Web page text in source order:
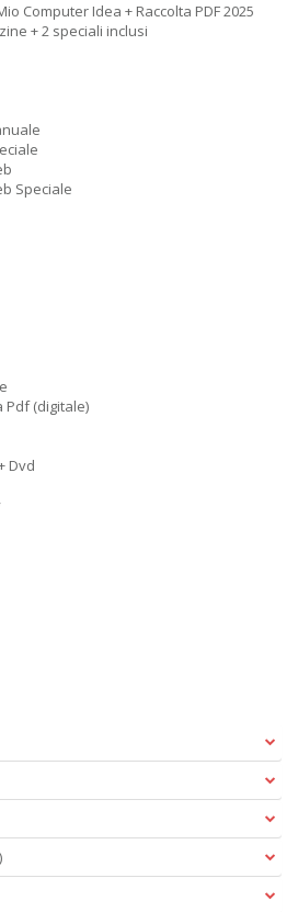
Computer Idea + Raccolta PDF 2025
+ 2 speciali inclusi
Speciale
Pdf (digitale)
Dvd